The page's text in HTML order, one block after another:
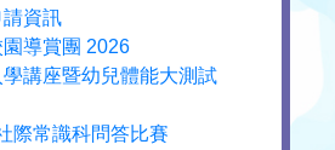
資訊
導賞團 2026
講座暨幼兒體能大測試
際常識科問答比賽